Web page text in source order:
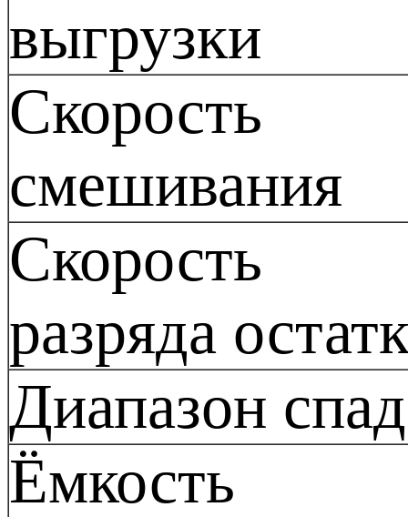
выгрузки
Скорость
смешивания
Скорость
разряда
Диапазон
Ёмкость